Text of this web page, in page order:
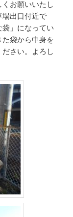
お願いいたし
場出口付近で
」になってい
袋から中身を
さい。よろし